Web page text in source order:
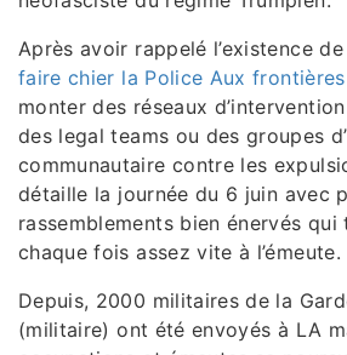
Après avoir rappelé l’existence de
faire chier la Police Aux frontières
monter des réseaux
des legal teams ou des groupes
communautaire contre les
détaille la journée du 6 juin avec
rassemblements bien énervés qui
chaque fois assez vite à l’émeute.
Depuis, 2000 militaires de la
(militaire) ont été envoyés à LA